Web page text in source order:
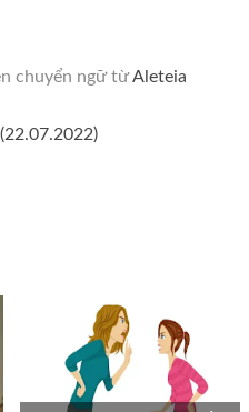
chuyển ngữ từAleteia